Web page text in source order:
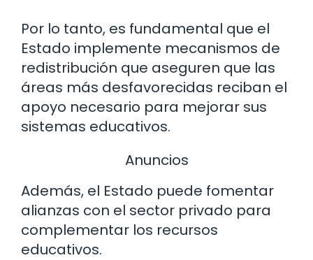
Por lo tanto, es fundamental que el
Estado implemente mecanismos de
redistribución que aseguren que las
áreas más desfavorecidas reciban el
apoyo necesario para mejorar sus
sistemas educativos.
Anuncios
Además, el Estado puede fomentar
alianzas con el sector privado para
complementar los recursos
educativos.